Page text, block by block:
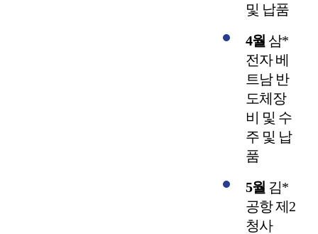
및 납품
4월 삼*
전자 베
트남 반
도체장
비 및 수
주 및 납
품
5월 김*
공항 제2
청사